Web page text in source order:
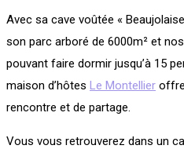
Avec sa cave voûtée «
son parc arboré de 6000m² et
pouvant faire dormir jusqu’à 15
maison d’hôtes Le Montellier
rencontre et de partage.
Vous vous retrouverez dans un